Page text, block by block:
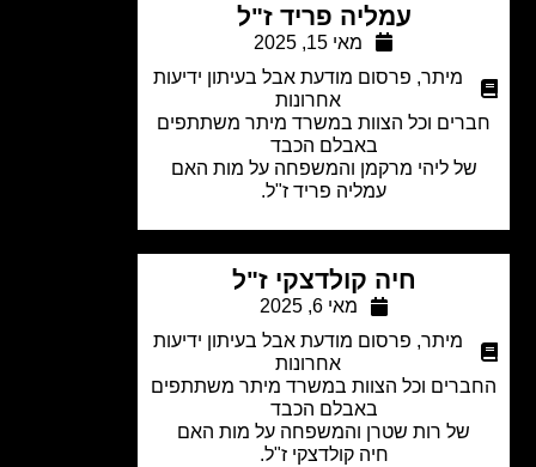
עמליה פריד ז"ל
מאי 15, 2025
מיתר,
פרסום מודעת אבל בעיתון ידיעות
אחרונות
וכל הצוות במשרד מיתר משתתפים
באבלם הכבד
ליהי מרקמן והמשפחה על מות האם
עמליה פריד ז"ל.
חיה קולדצקי ז"ל
מאי 6, 2025
מיתר,
פרסום מודעת אבל בעיתון ידיעות
אחרונות
וכל הצוות במשרד מיתר משתתפים
באבלם הכבד
של רות שטרן והמשפחה על מות האם
חיה קולדצקי ז"ל.